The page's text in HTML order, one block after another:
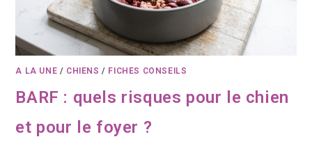
A LA UNE / CHIENS / FICHES CONSEILS
BARF : quels risques pour le chien
et pour le foyer ?